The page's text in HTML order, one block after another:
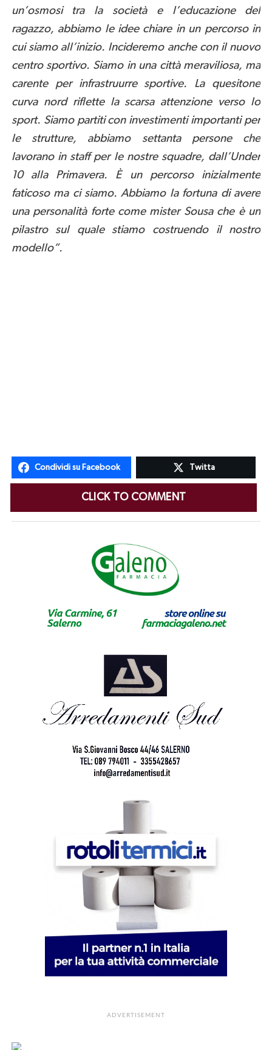
un’osmosi tra la società e l’educazione del
ragazzo, abbiamo le idee chiare in un percorso in
cui siamo all’inizio. Incideremo anche con il nuovo
centro sportivo. Siamo in una città meraviliosa, ma
carente per infrastruurre sportive. La quesitone
curva nord riflette la scarsa attenzione verso lo
sport. Siamo partiti con investimenti importanti per
le strutture, abbiamo settanta persone che
lavorano in staff per le nostre squadre, dall’Under
10 alla Primavera. È un percorso inizialmente
faticoso ma ci siamo. Abbiamo la fortuna di avere
una personalità forte come mister Sousa che è un
pilastro sul quale stiamo costruendo il nostro
modello”.
Condividi su Facebook Twitta
CLICK TO COMMENT
ADVERTISEMENT